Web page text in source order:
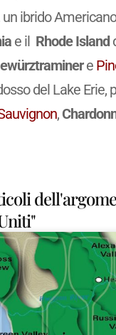
ibrido
e il Rhode Island
e
del Lake Erie,
,